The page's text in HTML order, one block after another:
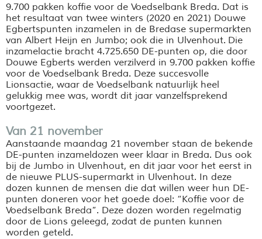
9.700 pakken koffie voor de Voedselbank Breda. Dat is
het resultaat van twee winters (2020 en 2021) Douwe
Egbertspunten inzamelen in de Bredase supermarkten
van Albert Heijn en Jumbo; ook die in Ulvenhout. Die
inzamelactie bracht 4.725.650 DE-punten op, die door
Douwe Egberts werden verzilverd in 9.700 pakken koffie
voor de Voedselbank Breda. Deze succesvolle
Lionsactie, waar de Voedselbank natuurlijk heel
gelukkig mee was, wordt dit jaar vanzelfsprekend
voortgezet.
Van 21 november
Aanstaande maandag 21 november staan de bekende
DE-punten inzameldozen weer klaar in Breda. Dus ook
bij de Jumbo in Ulvenhout, en dit jaar voor het eerst in
de nieuwe PLUS-supermarkt in Ulvenhout. In deze
dozen kunnen de mensen die dat willen weer hun DE-
punten doneren voor het goede doel: “Koffie voor de
Voedselbank Breda”. Deze dozen worden regelmatig
door de Lions geleegd, zodat de punten kunnen
worden geteld.